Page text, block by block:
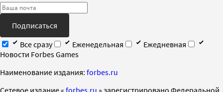
Подписаться
Все сразу
Еженедельная
Ежедневная
Новости Forbes Games
Наименование издания: forbes.ru
Cетевое издание « forbes.ru » зарегистрировано Федеральной